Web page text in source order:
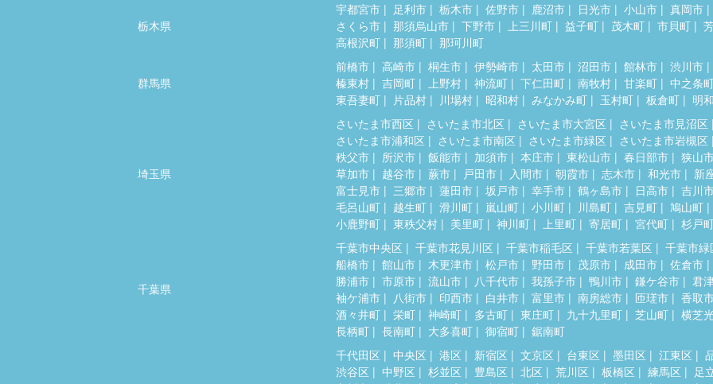
栃木県
宇都宮市 足利市 栃木市 佐野市 鹿沼市 日光市 小山市
真岡市
さくら市
那須烏山市 下野市 上三川町 益子町 茂木町 市貝町
高根沢町
那須町 那珂川町
群馬県
前橋市 高崎市 桐生市 伊勢崎市 太田市 沼田市 館林市
渋川市
榛東村
吉岡町 上野村 神流町 下仁田町 南牧村 甘楽町
中之条
東吾妻町
片品村 川場村 昭和村 みなかみ町 玉村町 板倉町 明
埼玉県
さいたま市西区 さいたま市北区 さいたま市大宮区
さいたま市見沼区
さいたま市浦和区
さいたま市南区 さいたま市緑区
さいたま市岩槻区
秩父市
所沢市 飯能市 加須市 本庄市 東松山市 春日部市
狭山
草加市
越谷市 蕨市 戸田市 入間市 朝霞市 志木市 和光市
新
富士見市
三郷市 蓮田市 坂戸市 幸手市 鶴ヶ島市 日高市
吉川
毛呂山町
越生町 滑川町 嵐山町 小川町 川島町 吉見町
鳩山町
小鹿野町
東秩父村 美里町 神川町 上里町 寄居町 宮代町 杉戸
千葉県
千葉市中央区 千葉市花見川区 千葉市稲毛区 千葉市若葉区
千葉市緑
船橋市
館山市 木更津市 松戸市 野田市 茂原市 成田市
佐倉市
勝浦市
市原市 流山市 八千代市 我孫子市 鴨川市 鎌ケ谷市
君
袖ケ浦市
八街市 印西市 白井市 富里市 南房総市 匝瑳市
香取
酒々井町
栄町 神崎町 多古町 東庄町 九十九里町 芝山町
横芝
長柄町
長南町 大多喜町 御宿町
鋸南町
千代田区
中央区 港区 新宿区 文京区 台東区 墨田区 江東区
渋谷区
中野区 杉並区 豊島区 北区 荒川区 板橋区 練馬区
足